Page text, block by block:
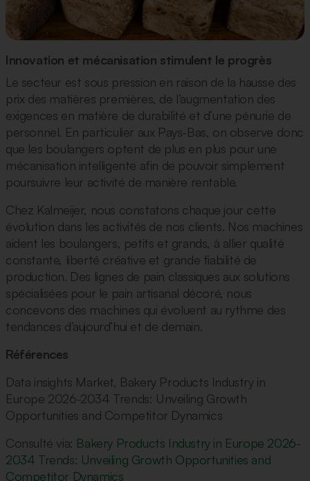
Innovation et mécanisation stimulent le progrès
Le secteur est sous pression en raison de la hausse des
prix des matières premières, de l’augmentation des
exigences en matière de durabilité et d’une pénurie de
personnel. En particulier aux Pays-Bas, on observe donc
que les boulangers optent de plus en plus pour une
mécanisation intelligente afin de pouvoir simplement
poursuivre leur activité de manière rentable.
Chez Kalmeijer, nous constatons chaque jour cette
évolution dans les activités de nos clients. Nos machines
aident les boulangers, petits et grands, à allier qualité
constante, liberté créative et grande fiabilité de
production. Des lignes de pain classiques aux solutions
spécialisées pour le pain artisanal décoré, nous
concevons des machines qui évoluent au rythme des
tendances d’aujourd’hui et de demain.
Références
Data insights Market, Bakery Products Industry in
Europe 2026-2034 Trends: Unveiling Growth
Opportunities and Competitor Dynamics
Consulté via: Bakery Products Industry in Europe 2026-
2034 Trends: Unveiling Growth Opportunities and
Competitor Dynamics